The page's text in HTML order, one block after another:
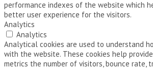
performance indexes of the website which
better user experience for the visitors.
Analytics
Analytics
Analytical cookies are used to understand
with the website. These cookies help
metrics the number of visitors, bounce rate,